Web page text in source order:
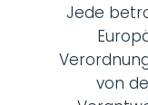
Jede
von